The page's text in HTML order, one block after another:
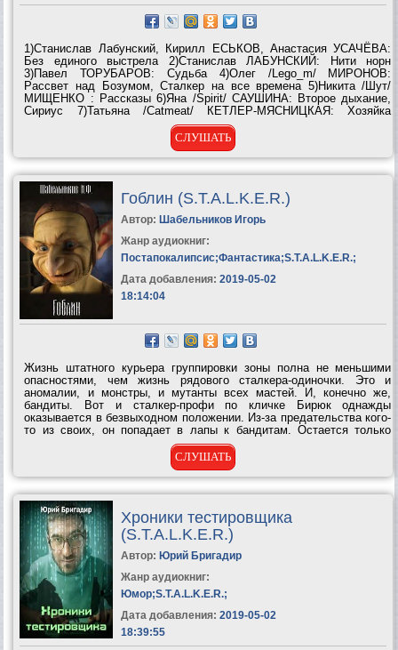
1)Станислав Лабунский, Кирилл ЕСЬКОВ, Анастасия УСАЧЁВА:
Без единого выстрела 2)Станислав ЛАБУНСКИЙ: Нити норн
3)Павел ТОРУБАРОВ: Судьба 4)Олег /Lego_m/ МИРОНОВ:
Рассвет над Бозумом, Сталкер на все времена 5)Никита /Шут/
МИЩЕНКО : Рассказы 6)Яна /Spirit/ САУШИНА: Второе дыхание,
Сириус 7)Татьяна /Catmeat/ КЕТЛЕР-МЯСНИЦКАЯ: Хозяйка
8)Эдуард /Stedman/ СТИГАНЦОВ: Сталкер, Сектант 9)Владислав /
РыжийШухер/ МАЛЫШЕВ: Последняя встреча, миниатюры
СЛУШАТЬ
Гоблин (S.T.A.L.K.E.R.)
Автор: Шабельников Игорь
Жанр аудиокниг:
Постапокалипсис;Фантастика;S.T.A.L.K.E.R.;
Дата добавления: 2019-05-02
18:14:04
Жизнь штатного курьера группировки зоны полна не меньшими
опасностями, чем жизнь рядового сталкера-одиночки. Это и
аномалии, и монстры, и мутанты всех мастей. И, конечно же,
бандиты. Вот и сталкер-профи по кличке Бирюк однажды
оказывается в безвыходном положении. Из-за предательства кого-
то из своих, он попадает в лапы к бандитам. Остается только
готовиться к смерти. Но тут начинают оживать легенды Зоны.
Сначала «Черный монах» с...СЛУШАТЬ
Хроники тестировщика
(S.T.A.L.K.E.R.)
Автор: Юрий Бригадир
Жанр аудиокниг:
Юмор;S.T.A.L.K.E.R.;
Дата добавления: 2019-05-02
18:39:55